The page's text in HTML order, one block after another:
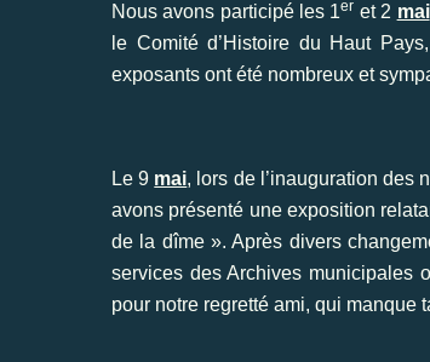
Nous avons participé les 1er et 2 mai
le Comité d’Histoire du Haut
exposants ont été nombreux et
Le 9 mai, lors de l’inauguration des
avons présenté une exposition
de la dîme ». Après divers
services des Archives municipales
pour notre regretté ami, qui manque